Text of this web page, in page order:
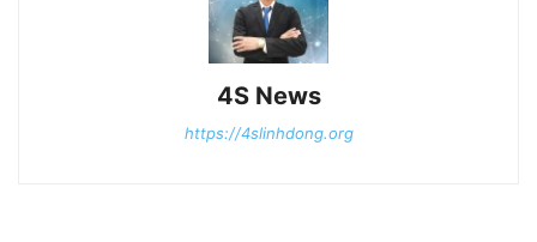
4S News
https://4slinhdong.org